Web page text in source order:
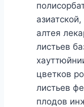
алтея
листьев
цветков
листьев
плодов